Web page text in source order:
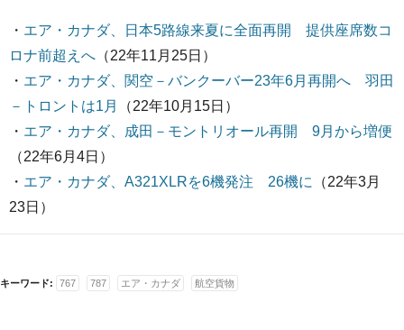
・ エア・カナダ、日本5路線来夏に全面再開 提供座席数コ
ロナ前超えへ （22年11月25日）
・ エア・カナダ、関空－バンクーバー23年6月再開へ 羽田
－トロントは1月
（22年10月15日）
・ エア・カナダ、成田－モントリオール再開 9月から増便
（22年6月4日）
・ エア・カナダ、A321XLRを6機発注 26機に
（22年3月
23日）
キーワード: 767 787 エア・カナダ 航空貨物